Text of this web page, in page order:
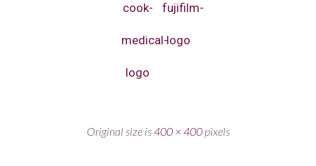
cook-
medical-
logo
fujifilm-
logo
Original size is400 × 400pixels